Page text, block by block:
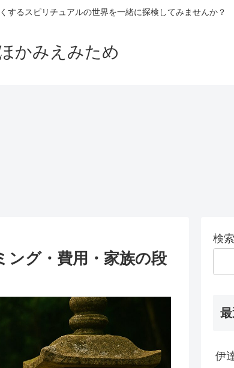
するスピリチュアルの世界を一緒に探検してみませんか？
かみえみため
ング・費用・家族の段
検索
伊